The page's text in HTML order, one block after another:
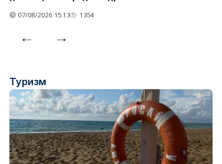
07/08/2026 15:13 1354
Туризм